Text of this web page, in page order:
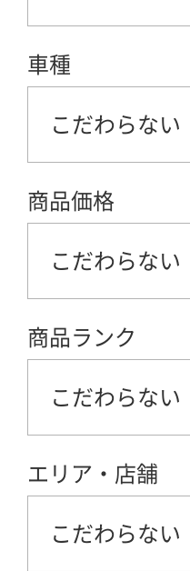
車種
こだわらない
商品価格
こだわらない
商品ランク
こだわらない
エリア・店舗
こだわらない